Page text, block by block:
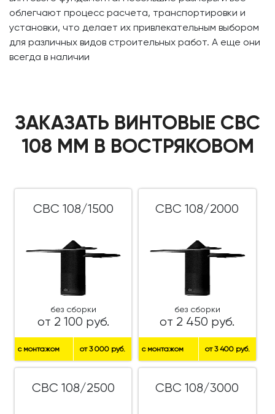
облегчают процесс расчета, транспортировки и
установки, что делает их привлекательным выбором
для различных видов строительных работ. А еще они
всегда в наличии
ЗАКАЗАТЬ ВИНТОВЫЕ СВС
108 ММ В ВОСТРЯКОВОМ
СВС 108/1500
без сборки
от 2 100 руб.
с монтажом от 3 000 руб.
СВС 108/2000
без сборки
от 2 450 руб.
с монтажом от 3 400 руб.
СВС 108/2500 СВС 108/3000